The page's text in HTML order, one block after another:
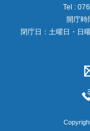
Tel :
開庁時
閉庁日：土曜日・日